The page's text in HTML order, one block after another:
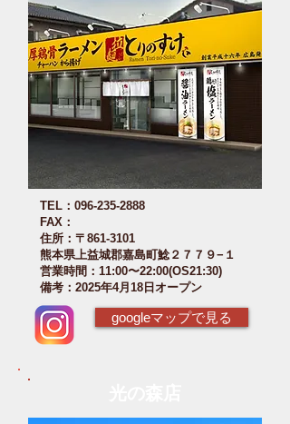
TEL：096-235-2888
FAX：
住所：〒861-3101
熊本県上益城郡嘉島町鯰２７７９−１
営業時間：11:00〜22:00(OS21:30)
備考：2025年4月18日オープン
googleマップで見る